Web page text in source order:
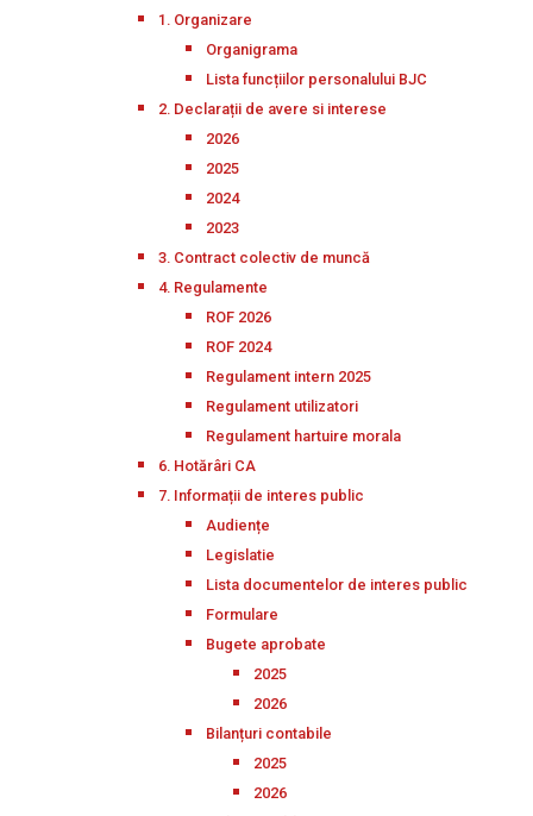
1. Organizare
Organigrama
Lista funcțiilor personalului BJC
2. Declarații de avere si interese
2026
2025
2024
2023
3. Contract colectiv de muncă
4. Regulamente
ROF 2026
ROF 2024
Regulament intern 2025
Regulament utilizatori
Regulament hartuire morala
6. Hotărâri CA
7. Informații de interes public
Audiențe
Legislatie
Lista documentelor de interes public
Formulare
Bugete aprobate
2025
2026
Bilanțuri contabile
2025
2026